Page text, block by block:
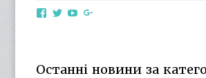
ViewViewView
YouTube
Останні новини за